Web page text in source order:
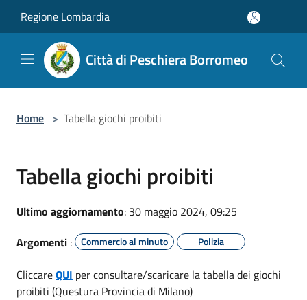
Regione Lombardia
Città di Peschiera Borromeo
Home > Tabella giochi proibiti
Tabella giochi proibiti
Ultimo aggiornamento: 30 maggio 2024, 09:25
Argomenti : Commercio al minuto Polizia
CliccareQUI per consultare/scaricare la tabella dei giochi
proibiti (Questura Provincia di Milano)